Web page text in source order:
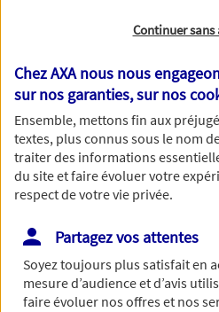
demande, nous vous
meilleurs délais par mail
Votre message :
Vous disposez de droits sur les
plus d’informations,cliquez ici.
Continuer sans
Chez AXA nous nous
sur nos garanties, sur nos
Ensemble, mettons fin aux
textes, plus connus sous le nom
traiter des informations
du site et faire évoluer votre
respect de votre vie privée.
Partagez vos attentes
Soyez toujours plus satisfait en
mesure d’audience et d’avis
faire évoluer nos offres et nos